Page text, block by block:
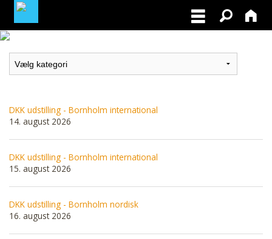
MEDLEMSLOGIN
DKK udstilling - Bornholm international
14. august 2026
DKK udstilling - Bornholm international
15. august 2026
DKK udstilling - Bornholm nordisk
16. august 2026